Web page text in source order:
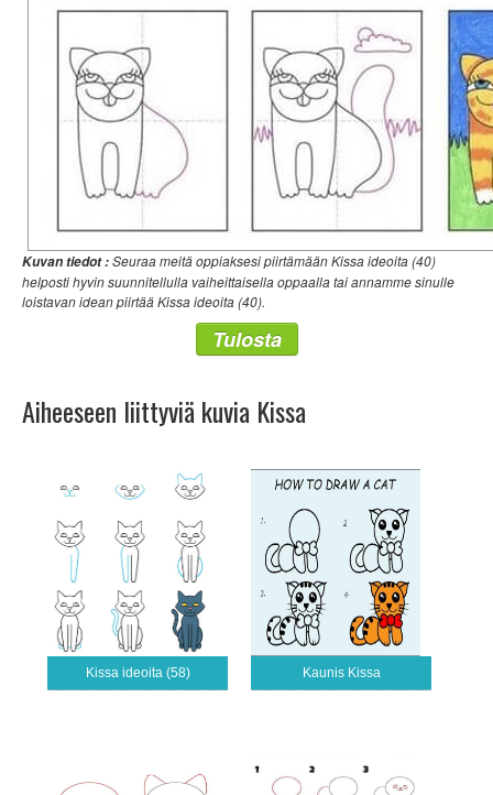
Kuvan tiedot :Seuraa meitä oppiaksesi piirtämään Kissa ideoita (40)
helposti hyvin suunnitellulla vaiheittaisella oppaalla tai annamme sinulle
loistavan idean piirtää Kissa ideoita (40).
Tulosta
Aiheeseen liittyviä kuvia Kissa
Kissa ideoita (58) Kaunis Kissa